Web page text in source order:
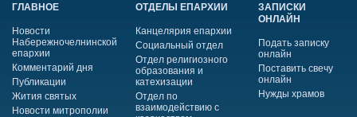
ГЛАВНОЕ
Новости
Набережночелнинской
епархии
Комментарий дня
Публикации
Жития святых
Новости митрополии
ОТДЕЛЫ ЕПАРХИИ
Канцелярия епархии
Социальный отдел
Отдел религиозного
образования и
катехизации
Отдел по
взаимодействию с
ЗАПИСКИ
ОНЛАЙН
Подать записку
онлайн
Поставить свечу
онлайн
Нужды храмов